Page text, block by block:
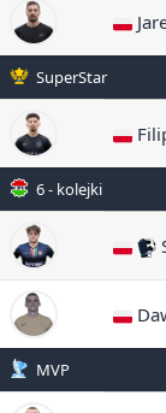
SuperStar
6 - kolejki
MVP